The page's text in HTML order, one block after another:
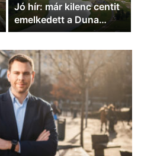
Jó hír: már kilenc centit
emelkedett a Duna
vízállása, és eső
vízgyűjtőkön